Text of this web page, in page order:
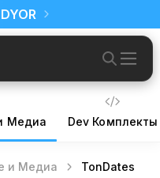
Медиа Dev Комплекты
и Медиа TonDates